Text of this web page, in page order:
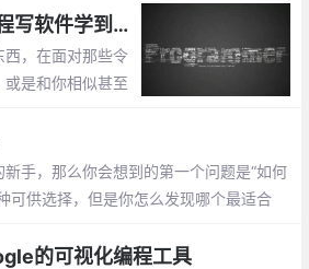
VS code
程序员的笔记，编程写软件学到的 7 件事
，在面对那些令
或是和你相似甚至
壕中的开发者
码的人，真正做
手，那么你会想到的第一个问题是“如何
可供选择，但是你怎么发现哪个最适合
场反响、技术趋势的发展…
的可视化编程工具